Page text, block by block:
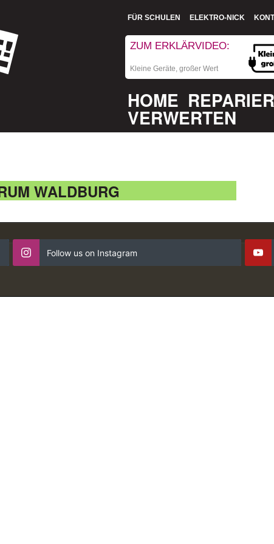
FÜR SCHULEN ELEKTRO-NICK
ZUM ERKLÄRVIDEO:
Kleine Geräte, großer Wert
HOME
VERWERTEN
WALDBURG
Follow us on Instagram